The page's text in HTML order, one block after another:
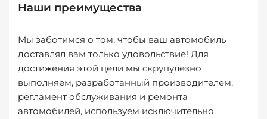
Наши преимущества
Мы заботимся о том, чтобы ваш автомобиль
доставлял вам только удовольствие! Для
достижения этой цели мы скрупулезно
выполняем, разработанный производителем,
регламент обслуживания и ремонта
автомобилей, используем исключительно